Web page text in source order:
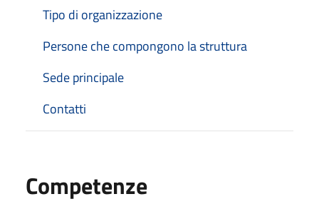
Tipo di organizzazione
Persone che compongono la struttura
Sede principale
Contatti
Competenze